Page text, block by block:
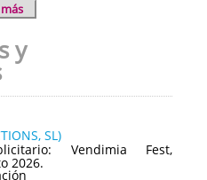
y
SL)
Vendimia Fest,
2026.